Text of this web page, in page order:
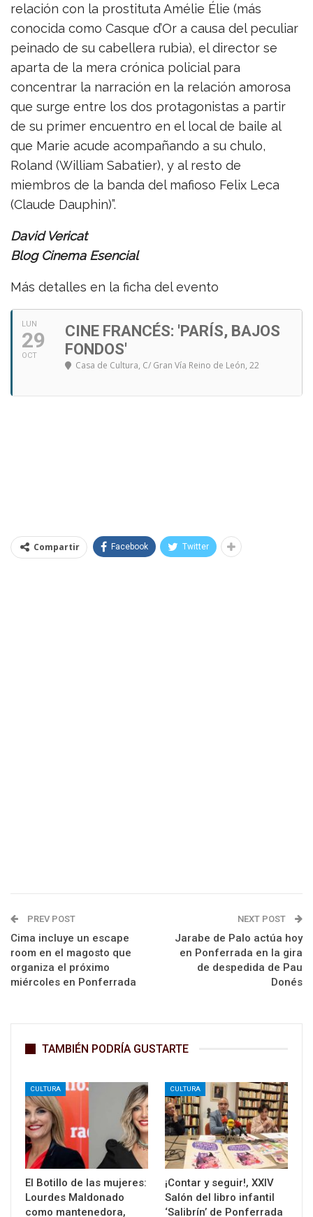
relación con la prostituta Amélie Élie (más
conocida como Casque d’Or a causa del peculiar
peinado de su cabellera rubia), el director se
aparta de la mera crónica policial para
concentrar la narración en la relación amorosa
que surge entre los dos protagonistas a partir
de su primer encuentro en el local de baile al
que Marie acude acompañando a su chulo,
Roland (William Sabatier), y al resto de
miembros de la banda del mafioso Felix Leca
(Claude Dauphin)”.
David Vericat
Blog Cinema Esencial
Más detalles en la ficha del evento
LUN
29
OCT
CINE FRANCÉS: 'PARÍS, BAJOS
FONDOS'
Casa de Cultura, C/ Gran Vía Reino de León, 22
Compartir Facebook Twitter
PREV POST
Cima incluye un escape
room en el magosto que
organiza el próximo
miércoles en Ponferrada
NEXT POST
Jarabe de Palo actúa hoy
en Ponferrada en la gira
de despedida de Pau
Donés
TAMBIÉN PODRÍA GUSTARTE
CULTURA
El Botillo de las mujeres:
Lourdes Maldonado
como mantenedora,
CULTURA
¡Contar y seguir!, XXIV
Salón del libro infantil
‘Salibrín’ de Ponferrada